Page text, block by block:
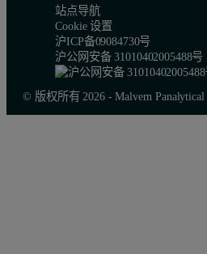
站点导航
Cookie 设置
沪ICP备09084730号
沪公网安备 31010402005488号
© 版权所有 2026 - Malvern